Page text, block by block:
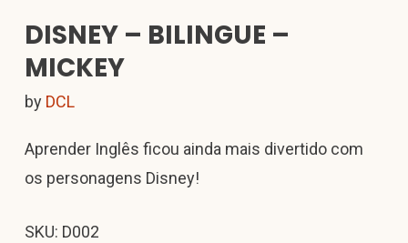
DISNEY – BILINGUE –
MICKEY
by DCL
Aprender Inglês ficou ainda mais divertido com
os personagens Disney!
SKU: D002